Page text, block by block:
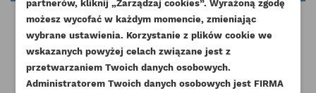
DODAJ DO LISTY ŻYCZEŃ
UTWÓRZ LISTĘ ŻYCZEŃ
NAZWA LISTY ŻYCZEŃ
ZALOGUJ SIĘ
Musisz być zalogowany by zapisać produkty na
swojej liście życzeń.
Pozostałe produkty w tej kategorii:
partnerów, kliknij „Zarządzaj cookies”. Wyrażoną zgodę
możesz wycofać w każdym momencie, zmieniając
wybrane ustawienia. Korzystanie z plików cookie we
wskazanych powyżej celach związane jest z
przetwarzaniem Twoich danych osobowych.
Administratorem Twoich danych osobowych jest FIRMA